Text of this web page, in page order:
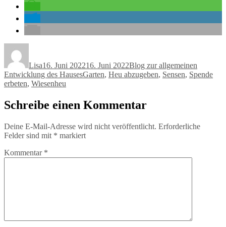
Lisa16. Juni 202216. Juni 2022Blog zur allgemeinen
Entwicklung des HausesSchlagwörter
Garten, Heu abzugeben, Sensen, Spende
erbeten, Wiesenheu
Schreibe einen Kommentar
Deine E-Mail-Adresse wird nicht veröffentlicht. Erforderliche
Felder sind mit * markiert
Kommentar *